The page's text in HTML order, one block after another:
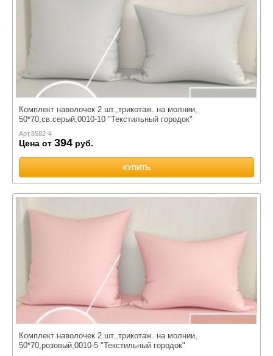
Комплект наволочек 2 шт.,трикотаж. на молнии,
50*70,св.серый,0010-10 "Текстильный городок"
Арт.8582-4
Цена от 394 руб.
КУПИТЬ
Комплект наволочек 2 шт.,трикотаж. на молнии,
50*70,розовый,0010-5 "Текстильный городок"